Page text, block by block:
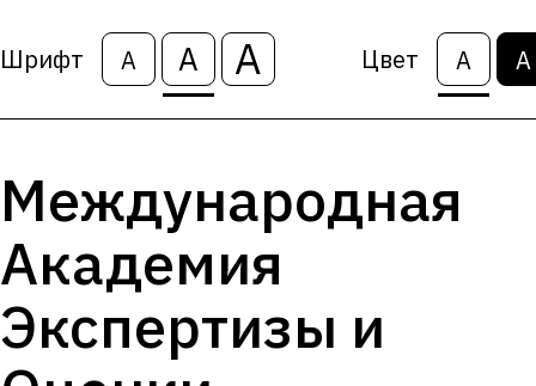
Шрифт А А А Цвет А А
Международная
Академия
Экспертизы и